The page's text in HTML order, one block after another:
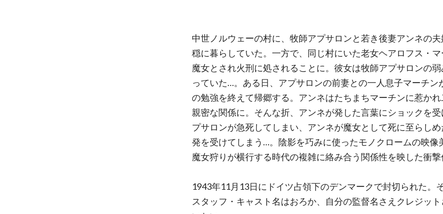
中世ノルウェーの村に、牧師アプサロンと若き後妻アンネの
穏に暮らしていた。一方で、同じ村にいた老女ヘアロフス・
魔女とされ火刑に処されることに。彼女は牧師アプサロンの
っていた…。ある日、アプサロンの前妻との一人息子マーチン
の勉強を終えて帰郷する。アンネはたちまちマーチンに惹かれ
親密な関係に。そんな折、アンネが発した言葉にショックを受
プサロンが急死してしまい、アンネが魔女として死に至らし
発を受けてしまう…。陰影を巧みに使ったモノクロームの映像
魔女狩りが横行する時代の複雑に絡み合う関係性を映した衝撃
1943年11月13日にドイツ占領下のデンマークで封切られた。
スタッフ・キャスト名はおろか、自分の監督名さえクレジット